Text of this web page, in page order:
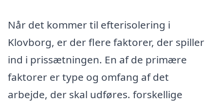
Når det kommer til efterisolering i
Klovborg, er der flere faktorer, der spiller
ind i prissætningen. En af de primære
faktorer er type og omfang af det
arbejde, der skal udføres. forskellige